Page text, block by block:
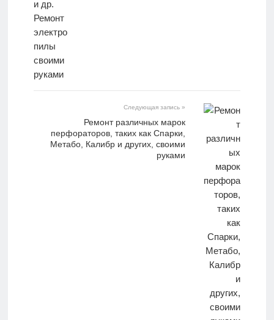
Следующая запись »
Ремонт различных марок
перфораторов, таких как Спарки,
Метабо, Калибр и других, своими
руками